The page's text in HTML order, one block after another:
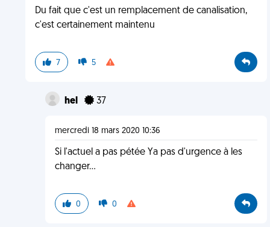
Du fait que c'est un remplacement de canalisation,
c'est certainement maintenu
7 5
hel 37
mercredi 18 mars 2020 10:36
Si l'actuel a pas pétée Ya pas d'urgence à les
changer...
0 0